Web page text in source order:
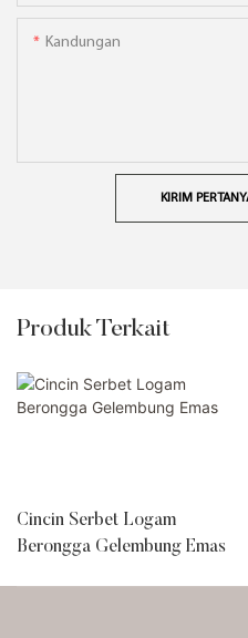
Kandungan
KIRIM
Produk Terkait
Cincin Serbet Logam
Berongga Gelembung Emas